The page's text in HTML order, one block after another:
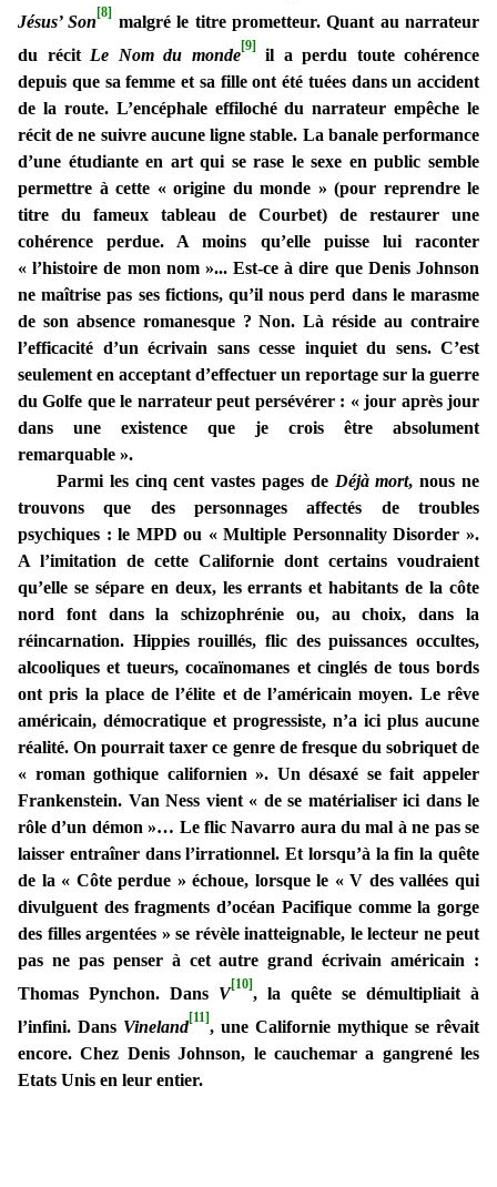
Jésus’ Son[8] malgré le titre prometteur. Quant au narrateur
du récit Le Nom du monde[9]il a perdu toute cohérence
depuis que sa femme et sa fille ont été tuées dans un accident
de la route. L’encéphale effiloché du narrateur empêche le
récit de ne suivre aucune ligne stable. La banale performance
d’une étudiante en art qui se rase le sexe en public semble
permettre à cette « origine du monde » (pour reprendre le
titre du fameux tableau de Courbet) de restaurer une
cohérence perdue. A moins qu’elle puisse lui raconter
« l’histoire de mon nom »... Est-ce à dire que Denis Johnson
ne maîtrise pas ses fictions, qu’il nous perd dans le marasme
de son absence romanesque ? Non. Là réside au contraire
l’efficacité d’un écrivain sans cesse inquiet du sens. C’est
seulement en acceptant d’effectuer un reportage sur la guerre
du Golfe que le narrateur peut persévérer : « jour après jour
dans une existence que je crois être absolument
remarquable ».
Parmi les cinq cent vastes pages de Déjà mort, nous ne
trouvons que des personnages affectés de troubles
psychiques : le MPD ou « Multiple Personnality Disorder ».
A l’imitation de cette Californie dont certains voudraient
qu’elle se sépare en deux, les errants et habitants de la côte
nord font dans la schizophrénie ou, au choix, dans la
réincarnation. Hippies rouillés, flic des puissances occultes,
alcooliques et tueurs, cocaïnomanes et cinglés de tous bords
ont pris la place de l’élite et de l’américain moyen. Le rêve
américain, démocratique et progressiste, n’a ici plus aucune
réalité. On pourrait taxer ce genre de fresque du sobriquet de
« roman gothique californien ». Un désaxé se fait appeler
Frankenstein. Van Ness vient « de se matérialiser ici dans le
rôle d’un démon »… Le flic Navarro aura du mal à ne pas se
laisser entraîner dans l’irrationnel. Et lorsqu’à la fin la quête
de la « Côte perdue » échoue, lorsque le « V des vallées qui
divulguent des fragments d’océan Pacifique comme la gorge
des filles argentées » se révèle inatteignable, le lecteur ne peut
pas ne pas penser à cet autre grand écrivain américain :
Thomas Pynchon. Dans V[10], la quête se démultipliait à
l’infini. Dans Vineland[11], une Californie mythique se rêvait
encore. Chez Denis Johnson, le cauchemar a gangrené les
Etats Unis en leur entier.